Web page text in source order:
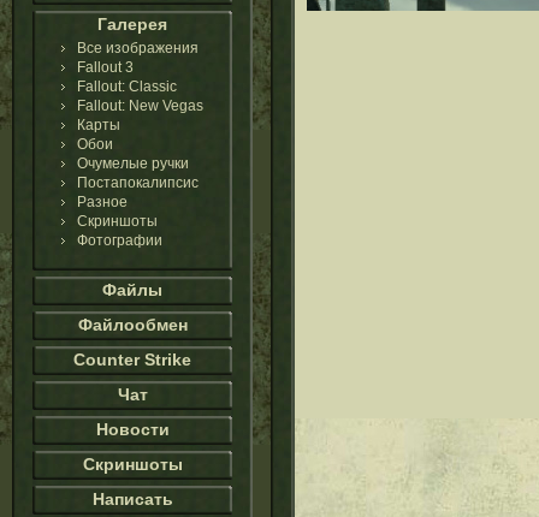
Галерея
Все изображения
Fallout 3
Fallout: Classic
Fallout: New Vegas
Карты
Обои
Очумелые ручки
Постапокалипсис
Разное
Скриншоты
Фотографии
Файлы
Файлообмен
Counter Strike
Чат
Новости
Скриншоты
Написать